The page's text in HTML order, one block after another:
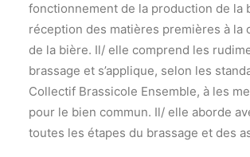
fonctionnement de la production de la
réception des matières premières à la
de la bière. Il/ elle comprend les
brassage et s’applique, selon les
Collectif Brassicole Ensemble, à les
pour le bien commun. Il/ elle aborde
toutes les étapes du brassage et des